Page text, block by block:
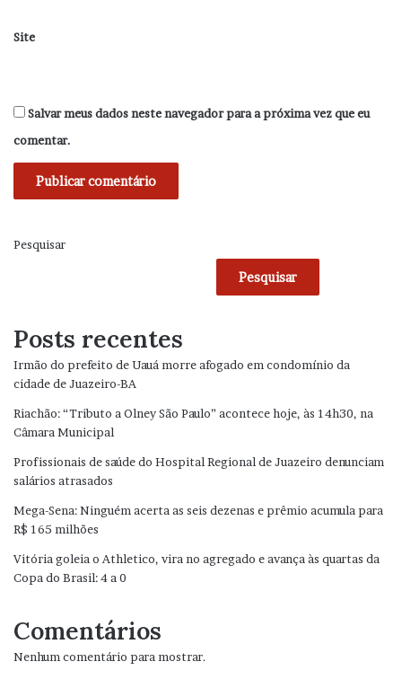
Site
Salvar meus dados neste navegador para a próxima vez que eu
comentar.
Pesquisar
Pesquisar
Posts recentes
Irmão do prefeito de Uauá morre afogado em condomínio da
cidade de Juazeiro-BA
Riachão: “Tributo a Olney São Paulo” acontece hoje, às 14h30, na
Câmara Municipal
Profissionais de saúde do Hospital Regional de Juazeiro denunciam
salários atrasados
Mega-Sena: Ninguém acerta as seis dezenas e prêmio acumula para
R$ 165 milhões
Vitória goleia o Athletico, vira no agregado e avança às quartas da
Copa do Brasil: 4 a 0
Comentários
Nenhum comentário para mostrar.